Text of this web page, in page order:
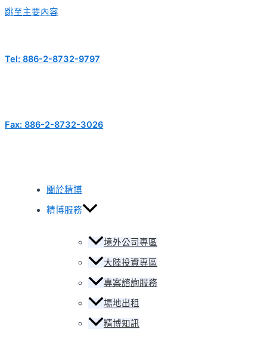
跳至主要內容
Tel: 886-2-8732-9797
Fax: 886-2-8732-3026
關於精博
精博服務
境外公司專區
大陸投資專區
專案諮詢服務
場地出租
精博知訊